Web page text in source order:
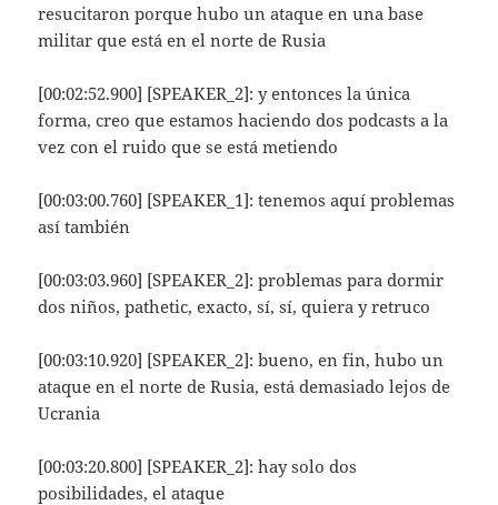
resucitaron porque hubo un ataque en una base
militar que está en el norte de Rusia
[00:02:52.900] [SPEAKER_2]: y entonces la única
forma, creo que estamos haciendo dos podcasts a la
vez con el ruido que se está metiendo
[00:03:00.760] [SPEAKER_1]: tenemos aquí problemas
así también
[00:03:03.960] [SPEAKER_2]: problemas para dormir
dos niños, pathetic, exacto, sí, sí, quiera y retruco
[00:03:10.920] [SPEAKER_2]: bueno, en fin, hubo un
ataque en el norte de Rusia, está demasiado lejos de
Ucrania
[00:03:20.800] [SPEAKER_2]: hay solo dos
posibilidades, el ataque